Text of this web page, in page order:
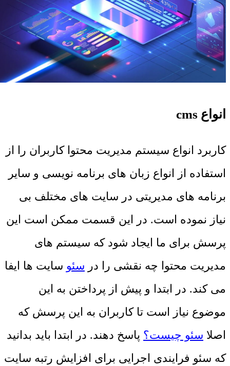
انواع cms
کاربرد انواع سیستم مدیریت محتوا کاربران را از
استفاده از انواع زبان های برنامه نویسی و سایر
برنامه های مدیریتی در سایت های مختلف بی
نیاز نموده است. در این قسمت ممکن است این
پرسش برای ما ایجاد شود که سیستم های
مدیریت محتوا چه نقشی را در سئو سایت ها ایفا
می کند. در ابتدا و پیش از پرداختن به این
موضوع نیاز است تا کاربران به این پرسش که
اصلا سئو چیست؟ پاسخ دهند. در ابتدا باید بدانید
که سئو فرایندی اجرایی برای افزایش رتبه سایت